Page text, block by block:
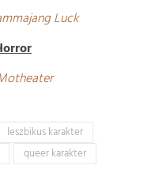
Luck
leszbikus karakter
queer karakter